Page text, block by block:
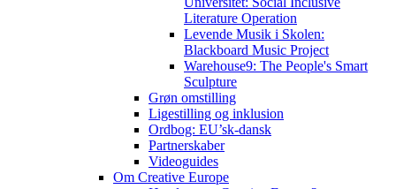
Literature Operation
Levende Musik i Skolen:
Blackboard Music Project
Warehouse9: The People's Smart
Sculpture
Grøn omstilling
Ligestilling og inklusion
Ordbog: EU’sk-dansk
Partnerskaber
Videoguides
Om Creative Europe